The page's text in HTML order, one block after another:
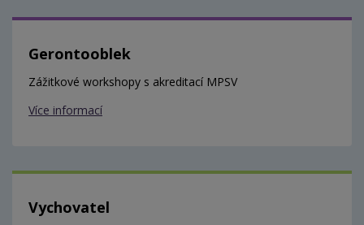
Gerontooblek
Zážitkové workshopy s akreditací MPSV
Více informací
Vychovatel